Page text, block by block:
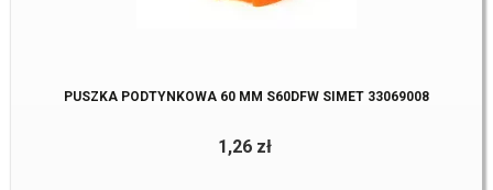
PUSZKA PODTYNKOWA 60 MM S60DFW SIMET 33069008
1,26 zł